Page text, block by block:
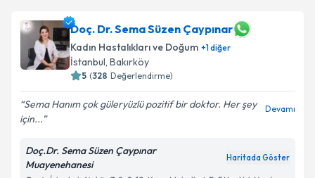
Doç. Dr. Sema Süzen Çaypınar
Kadın Hastalıkları ve Doğum +1diğer
İstanbul, Bakırköy
5 (328 Değerlendirme)
Sema Hanım çok güleryüzlü pozitif bir doktor. Her şey
için...
Devamı
Doç.Dr. Sema Süzen Çaypınar
Muayenehanesi
Haritada Göster